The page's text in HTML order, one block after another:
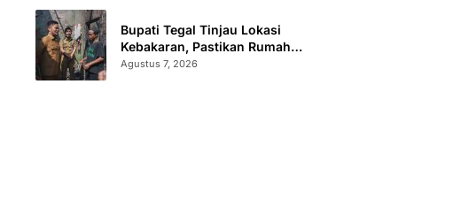
Bupati Tegal Tinjau Lokasi
Kebakaran, Pastikan Rumah
Korban Diperbaiki
Agustus 7, 2026